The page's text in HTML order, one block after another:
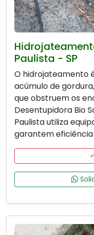
Paulista - SP
O hidrojateamento
acúmulo de
que obstruem os
Desentupidora Bio
Paulista utiliza
garantem